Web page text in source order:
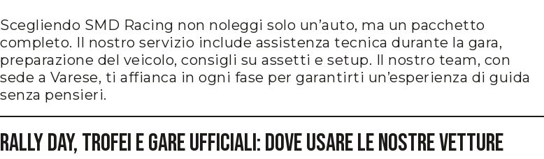
Scegliendo SMD Racing non noleggi solo un’auto, ma un pacchetto
completo. Il nostro servizio include assistenza tecnica durante la gara,
preparazione del veicolo, consigli su assetti e setup. Il nostro team, con
sede a Varese, ti affianca in ogni fase per garantirti un’esperienza di guida
senza pensieri.
Rally Day, Trofei e Gare Ufficiali: Dove Usare le Nostre Vetture